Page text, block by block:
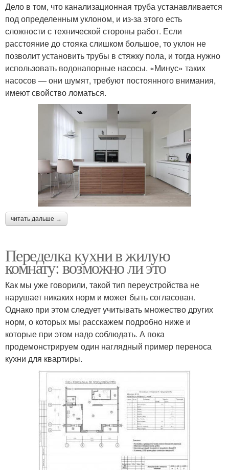
Дело в том, что канализационная труба устанавливается
под определенным уклоном, и из-за этого есть
сложности с технической стороны работ. Если
расстояние до стояка слишком большое, то уклон не
позволит установить трубы в стяжку пола, и тогда нужно
использовать водонапорные насосы. «Минус» таких
насосов — они шумят, требуют постоянного внимания,
имеют свойство ломаться.
читать дальше →
Переделка кухни в жилую
комнату: возможно ли это
Как мы уже говорили, такой тип переустройства не
нарушает никаких норм и может быть согласован.
Однако при этом следует учитывать множество других
норм, о которых мы расскажем подробно ниже и
которые при этом надо соблюдать. А пока
продемонстрируем один наглядный пример переноса
кухни для квартиры.